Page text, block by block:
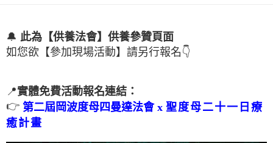
【注意事項】
２．關於個人資料處理事宜，請瀏覽以下網址：
https://aftee.tw/terms/#terms3
３．未成年的使用者請事先徵得法定代理人或監護人之同意方可使用
「AFTEE先享後付」，若未經同意申辦者引起之損失，本公司不負相關責
🔔 此為【供養法會】供養參贊頁面
如您欲【參加現場活動】請另行報名👇
📍實體免費活動報名連結：
👉 第二屆岡波度母四曼達法會 x 聖度母二十一日療
癒計畫